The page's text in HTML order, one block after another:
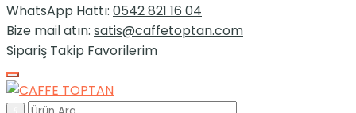
WhatsApp Hattı: 0542 821 16 04
Bize mail atın: satis@caffetoptan.com
Sipariş Takip Favorilerim